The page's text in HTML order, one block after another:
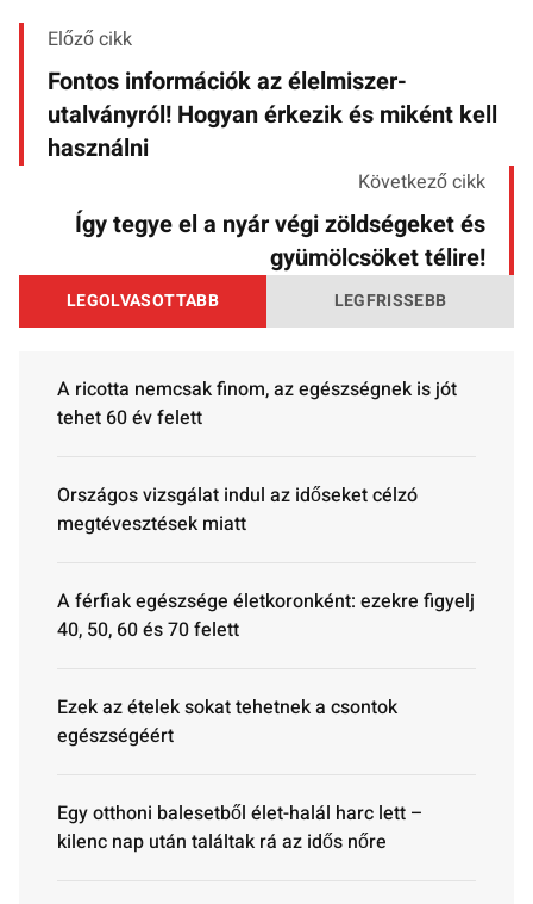
Előző cikk
Fontos információk az élelmiszer-
utalványról! Hogyan érkezik és miként kell
használni
Következő cikk
Így tegye el a nyár végi zöldségeket és
gyümölcsöket télire!
LEGOLVASOTTABB LEGFRISSEBB
A ricotta nemcsak finom, az egészségnek is jót
tehet 60 év felett
Országos vizsgálat indul az időseket célzó
megtévesztések miatt
A férfiak egészsége életkoronként: ezekre figyelj
40, 50, 60 és 70 felett
Ezek az ételek sokat tehetnek a csontok
egészségéért
Egy otthoni balesetből élet-halál harc lett –
kilenc nap után találtak rá az idős nőre